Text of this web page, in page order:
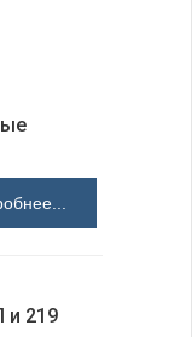
и 219